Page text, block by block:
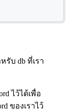
รับ db ที่เรา
ไว้ได้เพื่อ
ของเราไว้